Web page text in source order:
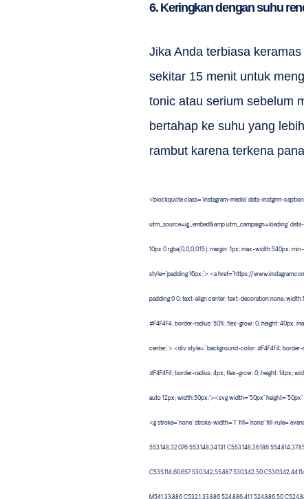
6. Keringkan dengan suhu
Jika Anda terbiasa
sekitar 15 menit untuk
tonic atau serium sebelum
bertahap ke suhu yang
rambut karena terkena
<blockquote class="instagram-media" data-instgrm-
utm_source=ig_embed&amp;utm_campaign=loading"
10px 0 rgba(0,0,0,0.15); margin: 1px; max-width:540px;
style="padding:16px;"> <a href="https://
padding:0 0; text-align:center; text-decoration:none;
#F4F4F4; border-radius: 50%; flex-grow: 0; height:
center;"> <div style=" background-color: #F4F4F4;
#F4F4F4; border-radius: 4px; flex-grow: 0; height: 14px;
auto 12px; width:50px;"><svg width="50px"
<g stroke="none" stroke-width="1" fill="none" fill-
553.148,32.076 553.148,34.131 C553.148,36.186
C535.114,60.657 530.342,55.887 530.342,50
M541,33.886 C532.1,33.886 524.886,41.1 524.886,50